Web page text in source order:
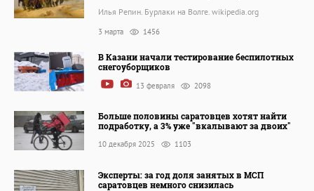
Илья Репин. Бурлаки на Волге. wikipedia.org
3 марта 1456
В Казани начали тестирование беспилотных
снегоуборщиков
13 февраля 2098
Больше половины саратовцев хотят найти
подработку, а 3% уже "вкалывают за двоих"
10 декабря 2025 1103
Эксперты: за год доля занятых в МСП
саратовцев немного снизилась